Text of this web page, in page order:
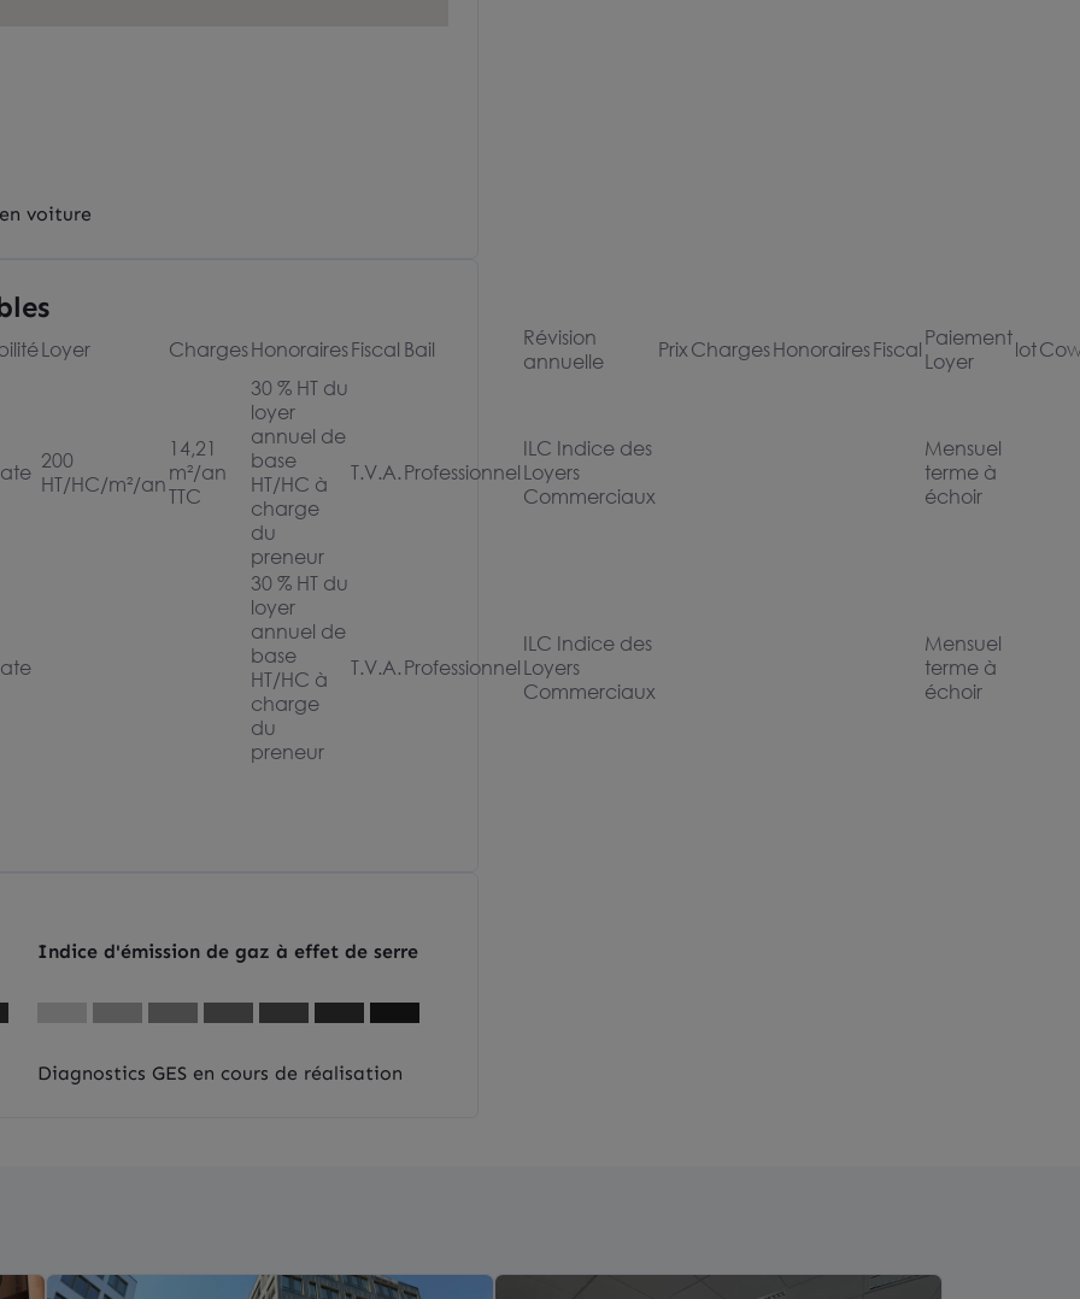
voiture
Loyer ChargesHonorairesFiscal Bail
Révision
annuelle
PrixChargesHonorairesFiscal Paiement
Loyer
lot
200
HT/HC/m²/an
14,21
m²/an
TTC
30 % HT du
loyer
annuel de
base
HT/HC à
charge
du
preneur
T.V.A. Professionnel
ILC Indice des
Loyers
Commerciaux
Mensuel
terme à
échoir
30 % HT du
loyer
annuel de
base
HT/HC à
charge
du
preneur
T.V.A. Professionnel
ILC Indice des
Loyers
Commerciaux
Mensuel
terme à
échoir
Indice d'émission de gaz à effet de serre
Diagnostics GES en cours de réalisation